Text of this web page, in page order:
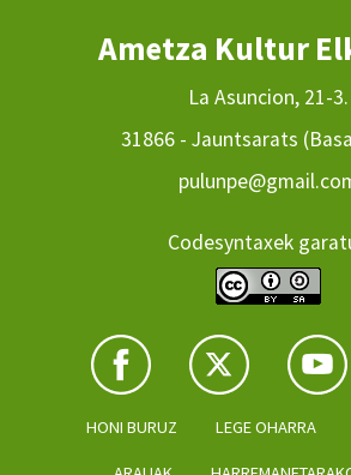
Ametza Kultur
La Asuncion, 21-3.
31866 - Jauntsarats
Codesyntaxek
HONI BURUZ LEGE OHARRA